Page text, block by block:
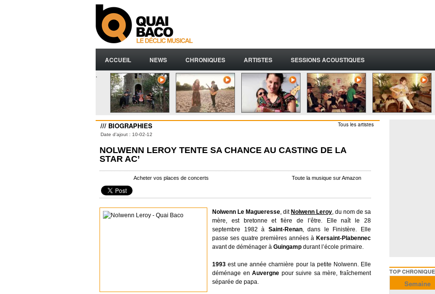
ACCUEIL NEWS CHRONIQUES ARTISTES SESSIONS ACOUSTIQUES
.
/// BIOGRAPHIES Tous les artistes
Date d'ajout : 10-02-12
NOLWENN LEROY TENTE SA CHANCE AU CASTING DE LA
STAR AC’
Acheter vos places de concerts Toute la musique sur Amazon
Nolwenn Le Magueresse, dit Nolwenn Leroy, du nom de sa
mère, est bretonne et fière de l’être. Elle naît le 28
septembre 1982 à Saint-Renan, dans le Finistère. Elle
passe ses quatre premières années à Kersaint-Plabennec
avant de déménager à Guingamp durant l’école primaire.
1993 est une année charnière pour la petite Nolwenn. Elle
déménage enAuvergne pour suivre sa mère, fraîchement
séparée de papa.
TOP
Semaine